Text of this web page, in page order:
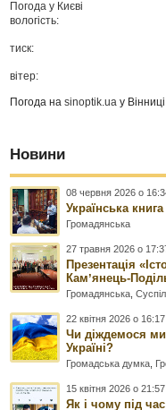
Погода у Києві
вологість:
тиск:
вітер:
Погода наsinoptik.ua у Вінниці
Новини
08 червня 2026 о
Українська
Громадянська
27 травня 2026 о
Презентація
Камʼянець-
Громадянська,
22 квітня 2026 о 16:17
Чи діждемося ми
Україні?
Громадська думка,
15 квітня 2026 о 21:57
Як і чому під